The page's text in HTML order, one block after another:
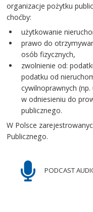
organizacje pożytku
choćby:
użytkowanie
prawo do
osób fizycznych,
zwolnienie od:
podatku od
cywilnoprawnych
w odniesieniu do
publicznego.
W Polsce
Publicznego.
PODCAST